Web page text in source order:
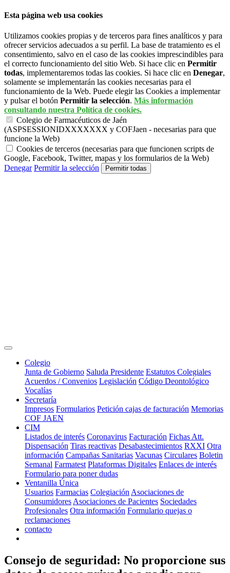
Esta página web usa cookies
Utilizamos cookies propias y de terceros para fines analíticos y para
ofrecer servicios adecuados a su perfil. La base de tratamiento es el
consentimiento, salvo en el caso de las cookies imprescindibles para
el correcto funcionamiento del sitio Web. Si hace clic en Permitir
todas, implementaremos todas las cookies. Si hace clic en Denegar,
solamente se implementarán las cookies necesarias para el
funcionamiento de la Web. Puede elegir las Cookies a implementar
y pulsar el botón Permitir la selección. Más información
consultando nuestra Política de cookies.
Colegio de Farmacéuticos de Jaén
(ASPSESSIONIDXXXXXXX y COFJaen - necesarias para que
funcione la Web)
Cookies de terceros (necesarias para que funcionen scripts de
Google, Facebook, Twitter, mapas y los formularios de la Web)
Denegar Permitir la selección
Colegio
Junta de Gobierno Saluda Presidente Estatutos Colegiales
Acuerdos / Convenios Legislación Código Deontológico
Vocalías
Secretaría
Impresos Formularios Petición cajas de facturación Memorias
COF JAEN
CIM
Listados de interés Coronavirus Facturación Fichas Att.
Dispensación Tiras reactivas Desabastecimientos RXXI Otra
información Campañas Sanitarias Vacunas Circulares Boletin
Semanal Farmatest Plataformas Digitales Enlaces de interés
Formulario para poner dudas
Ventanilla Única
Usuarios Farmacias Colegiación Asociaciones de
Consumidores Asociaciones de Pacientes Sociedades
Profesionales Otra información Formulario quejas o
reclamaciones
contacto
Consejo de seguridad: No proporcione sus